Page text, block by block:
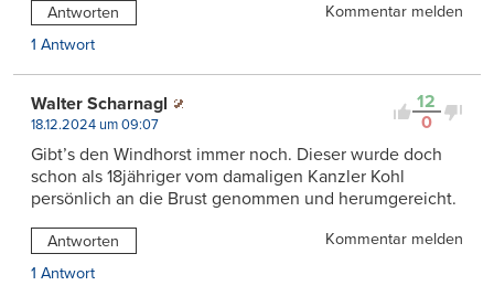
Antworten
Kommentar melden
1 Antwort
12
0
Walter Scharnagl
18.12.2024 um 09:07
Gibt’s den Windhorst immer noch. Dieser wurde doch
schon als 18jähriger vom damaligen Kanzler Kohl
persönlich an die Brust genommen und herumgereicht.
Antworten
Kommentar melden
1 Antwort